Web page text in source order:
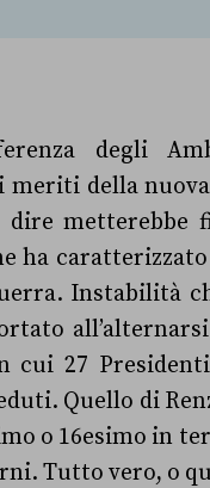
degli
meriti della
dire metterebbe
ha
Instabilità
cui 27
Quello di
o 16esimo in
Tutto vero, o